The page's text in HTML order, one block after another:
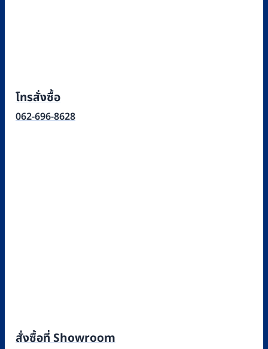
โทรสั่งซื้อ
062-696-8628
สั่งซื้อที่ Showroom